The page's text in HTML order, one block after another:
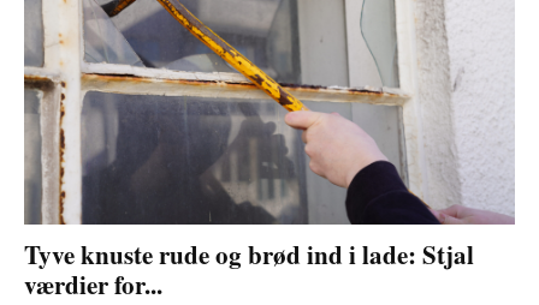
Tyve knuste rude og brød ind i lade: Stjal
værdier for...